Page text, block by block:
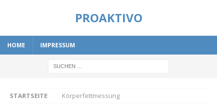
PROAKTIVO
HOME IMPRESSUM
STARTSEITE Körperfettmessung